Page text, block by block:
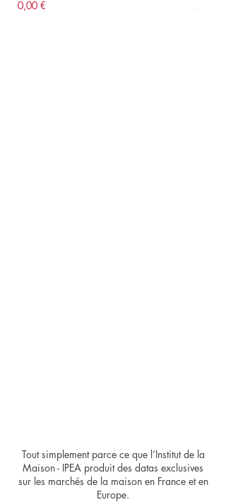
Prix
0,00 € 2
Tout simplement parce ce que l’Institut de la
Maison - IPEA produit des datas exclusives
sur les marchés de la maison en France et en
Europe.